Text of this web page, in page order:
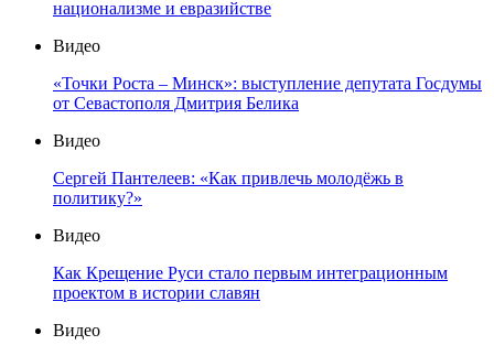
национализме и евразийстве
Видео
«Точки Роста – Минск»: выступление депутата Госдумы
от Севастополя Дмитрия Белика
Видео
Сергей Пантелеев: «Как привлечь молодёжь в
политику?»
Видео
Как Крещение Руси стало первым интеграционным
проектом в истории славян
Видео